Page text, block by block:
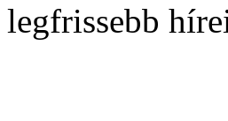
legfrissebb